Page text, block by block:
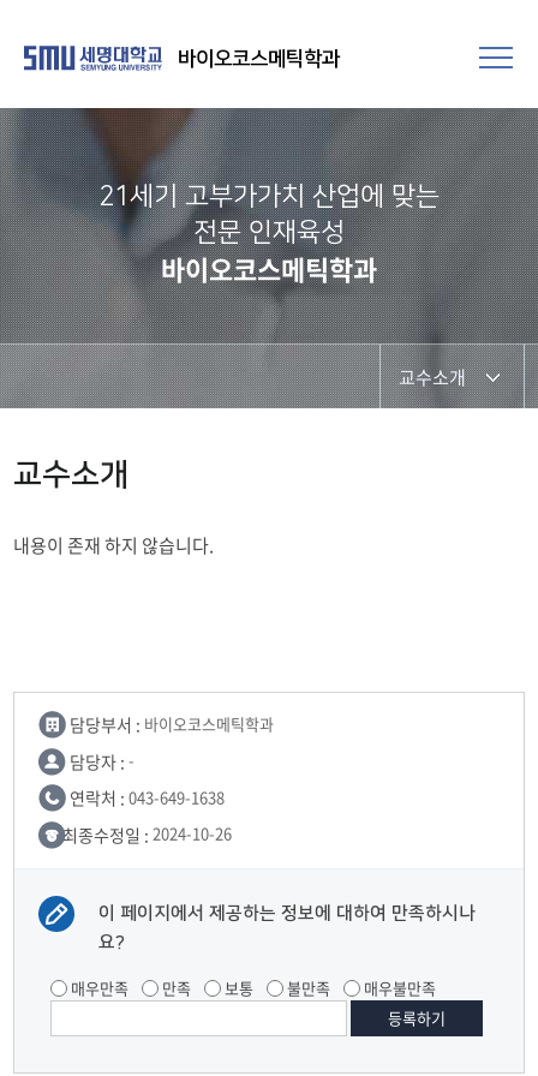
바이오코스메틱학과
21세기 고부가가치 산업에 맞는
전문 인재육성
바이오코스메틱학과
교수소개
교수소개
내용이 존재 하지 않습니다.
담당부서 : 바이오코스메틱학과
담당자 : -
연락처 : 043-649-1638
최종수정일 : 2024-10-26
이 페이지에서 제공하는 정보에 대하여 만족하시나
요?
매우만족 만족 보통 불만족 매우불만족